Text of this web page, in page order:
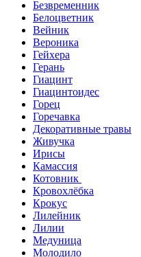
Безвременник
Белоцветник
Вейник
Вероника
Гейхера
Герань
Гиацинт
Гиацинтоидес
Горец
Горечавка
Декоративные травы
Живучка
Ирисы
Камассия
Котовник
Кровохлёбка
Крокус
Лилейник
Лилии
Медуница
Молодило